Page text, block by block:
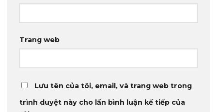
Trang web
Lưu tên của tôi, email, và trang web trong
trình duyệt này cho lần bình luận kế tiếp của